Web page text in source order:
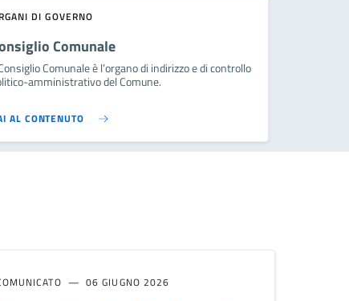
DI GOVERNO
Comunale
Comunale è l’organo di indirizzo e di controllo
amministrativo del Comune.
AL CONTENUTO
06 GIUGNO 2026